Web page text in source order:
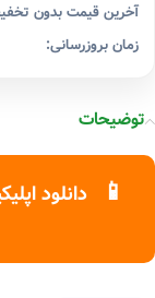
آخرین قیمت بدون
زمان بروزرسانی:
توضیحات
📱
دانلود